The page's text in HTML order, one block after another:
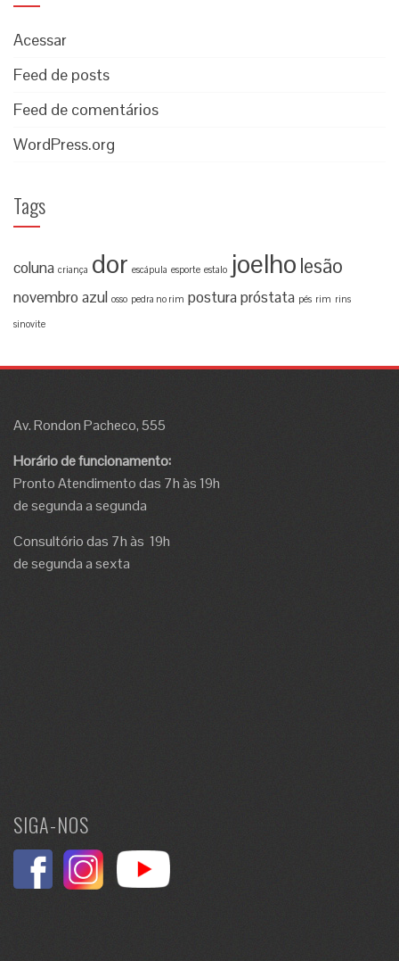
Acessar
Feed de posts
Feed de comentários
WordPress.org
Tags
coluna criança dor escápula esporte estalo joelho lesão
novembro azul osso pedra no rim posturapróstata pés rim rins
sinovite
Av. Rondon Pacheco, 555
Horário de funcionamento:
Pronto Atendimento das 7h às 19h
de segunda a segunda
Consultório das 7h às 19h
de segunda a sexta
SIGA-NOS